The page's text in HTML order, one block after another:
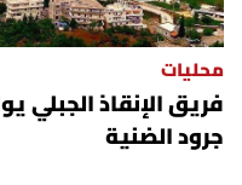
محليات
فريق الإنقاذ الجبلي
جرود الضنية